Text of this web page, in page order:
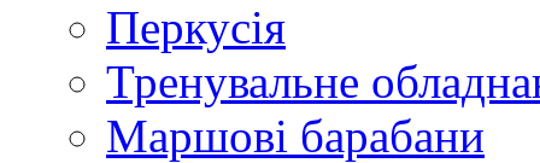
Перкусія
Тренувальне
Маршові барабани